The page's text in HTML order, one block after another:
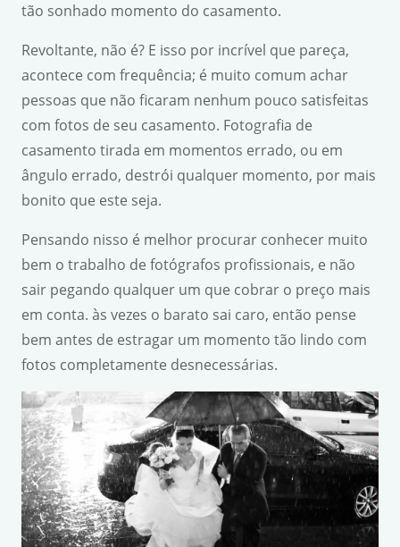
tão sonhado momento do casamento.
Revoltante, não é? E isso por incrível que pareça,
acontece com frequência; é muito comum achar
pessoas que não ficaram nenhum pouco satisfeitas
com fotos de seu casamento. Fotografia de
casamento tirada em momentos errado, ou em
ângulo errado, destrói qualquer momento, por mais
bonito que este seja.
Pensando nisso é melhor procurar conhecer muito
bem o trabalho de fotógrafos profissionais, e não
sair pegando qualquer um que cobrar o preço mais
em conta. às vezes o barato sai caro, então pense
bem antes de estragar um momento tão lindo com
fotos completamente desnecessárias.